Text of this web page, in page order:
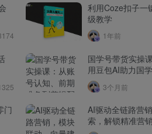
利用Coze扣子一
级教学
1年前
国学号带货实操
用豆包AI助力国
3个月前
门
AI驱动全链路营
索，解锁精准营销